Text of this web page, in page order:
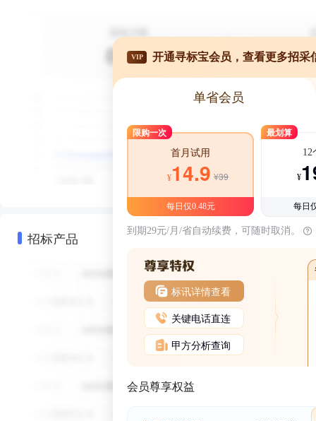
招标产品
VIP 开通寻标宝会员，查看更多招采
单省会员
限购一次
首月试用
¥14.9 ¥39
每日仅0.48元
最划算
12
¥
每日
到期29元/月/省自动续费，可随时取消。
标讯详情查看
关键电话直连
甲方分析查询
会员尊享权益